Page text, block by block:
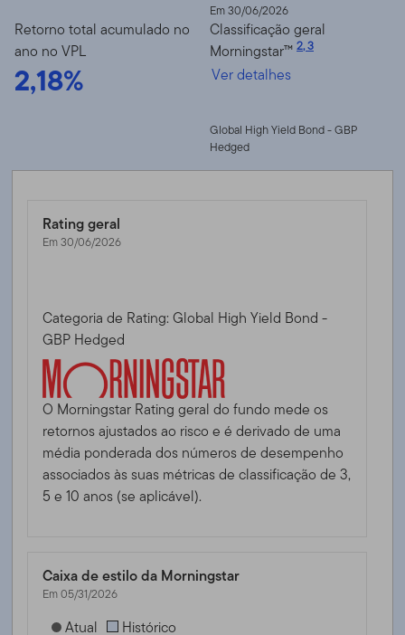
Retorno total acumulado no
ano no VPL
2,18%
Em 30/06/2026
Classificação geral
Morningstar™ 2,3
Ver detalhes
Global High Yield Bond - GBP
Hedged
Rating geral
Em 30/06/2026
Categoria de Rating: Global High Yield Bond -
GBP Hedged
O Morningstar Rating geral do fundo mede os
retornos ajustados ao risco e é derivado de uma
média ponderada dos números de desempenho
associados às suas métricas de classificação de 3,
5 e 10 anos (se aplicável).
Caixa de estilo da Morningstar
Em 05/31/2026
[products.morningstar-stylebox-title-sr-fixed]
Atual Histórico